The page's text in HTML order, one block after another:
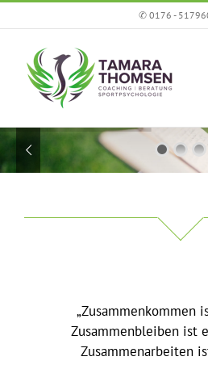
Inhalt
springen
✆ 0176 -
„Zusammenkommen
Zusammenbleiben ist
Zusammenarbeiten